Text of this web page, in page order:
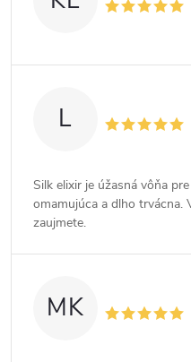
L
Silk elixir je úžasná vôňa
omamujúca a dlho trvácna.
zaujmete.
MK